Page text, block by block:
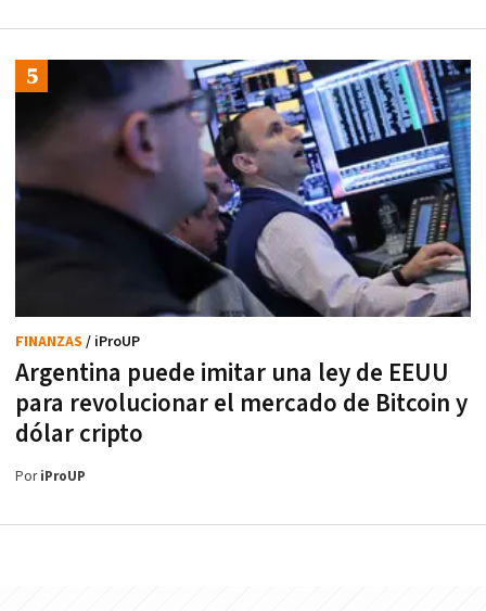
Argentina puede imitar una ley de EEUU
para revolucionar el mercado de Bitcoin y
dólar cripto
FINANZAS / iProUP
PoriProUP